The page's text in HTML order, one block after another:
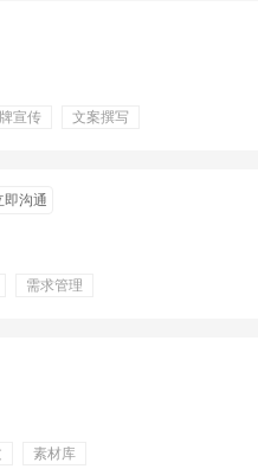
宣传
文案撰写
即沟通
需求管理
素材库